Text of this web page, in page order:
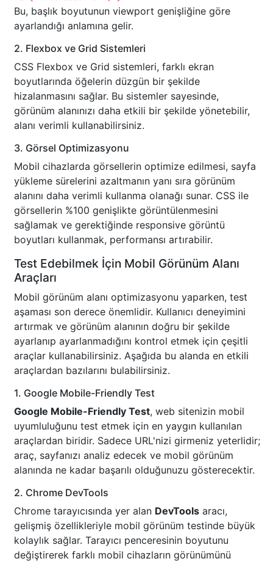
Bu, başlık boyutunun viewport genişliğine göre
ayarlandığı anlamına gelir.
2. Flexbox ve Grid Sistemleri
CSS Flexbox ve Grid sistemleri, farklı ekran
boyutlarında öğelerin düzgün bir şekilde
hizalanmasını sağlar. Bu sistemler sayesinde,
görünüm alanınızı daha etkili bir şekilde yönetebilir,
alanı verimli kullanabilirsiniz.
3. Görsel Optimizasyonu
Mobil cihazlarda görsellerin optimize edilmesi, sayfa
yükleme sürelerini azaltmanın yanı sıra görünüm
alanını daha verimli kullanma olanağı sunar. CSS ile
görsellerin %100 genişlikte görüntülenmesini
sağlamak ve gerektiğinde responsive görüntü
boyutları kullanmak, performansı artırabilir.
Test Edebilmek İçin Mobil Görünüm Alanı
Araçları
Mobil görünüm alanı optimizasyonu yaparken, test
aşaması son derece önemlidir. Kullanıcı deneyimini
artırmak ve görünüm alanının doğru bir şekilde
ayarlanıp ayarlanmadığını kontrol etmek için çeşitli
araçlar kullanabilirsiniz. Aşağıda bu alanda en etkili
araçlardan bazılarını bulabilirsiniz.
1. Google Mobile-Friendly Test
Google Mobile-Friendly Test, web sitenizin mobil
uyumluluğunu test etmek için en yaygın kullanılan
araçlardan biridir. Sadece URL'nizi girmeniz yeterlidir;
araç, sayfanızı analiz edecek ve mobil görünüm
alanında ne kadar başarılı olduğunuzu gösterecektir.
2. Chrome DevTools
Chrome tarayıcısında yer alan DevTools aracı,
gelişmiş özellikleriyle mobil görünüm testinde büyük
kolaylık sağlar. Tarayıcı penceresinin boyutunu
değiştirerek farklı mobil cihazların görünümünü